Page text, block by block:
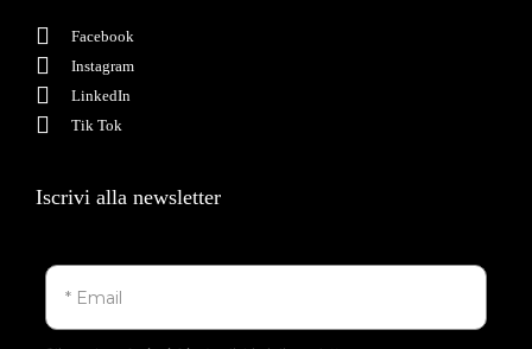
Facebook
Instagram
LinkedIn
Tik Tok
Iscrivi alla newsletter